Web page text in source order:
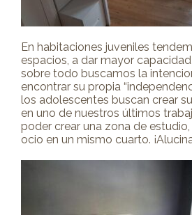
En habitaciones juveniles
espacios, a dar mayor
sobre todo buscamos la
encontrar su propia
los adolescentes buscan crear
en uno de nuestros últimos
poder crear una zona de
ocio en un mismo cuarto.